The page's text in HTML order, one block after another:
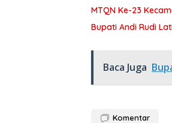
MTQN Ke-23
Bupati Andi Rudi
Baca Juga
Komentar